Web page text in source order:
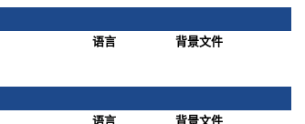
语言
背景文件
语言
背景文件